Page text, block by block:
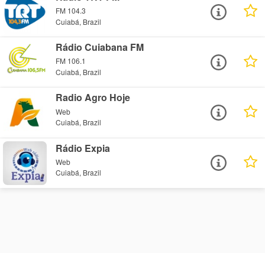
FM 104.3
Cuiabá, Brazil
Rádio Cuiabana FM
FM 106.1
Cuiabá, Brazil
Radio Agro Hoje
Web
Cuiabá, Brazil
Rádio Expia
Web
Cuiabá, Brazil